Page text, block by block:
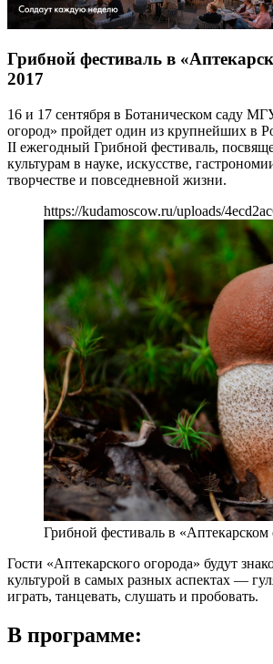
Грибной фестиваль в
2017
16 и 17 сентября в Ботаническом саду
огород» пройдет один из крупнейших в
II ежегодный Грибной фестиваль,
культурам в науке, искусстве,
творчестве и повседневной жизни.
https://kudamoscow.ru/uploads/
Грибной фестиваль в «Аптекарском
Гости «Аптекарского огорода» будут
культурой в самых разных аспектах —
играть, танцевать, слушать и пробовать.
В программе: